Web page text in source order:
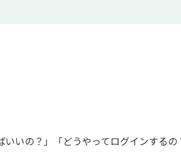
いの？」「どうやってログインするの